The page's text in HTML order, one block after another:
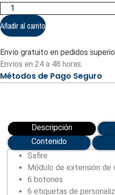
Módulo
de
extensión
-
Llamada
diferentes
monitores
(SF-
VIMOD-
KEY6)
Añadir al carrito
Envío gratuito en pedidos
Envíos en 24 a 48 horas.
Métodos de Pago Seguro
Descripción
Contenido
Safire
Módulo de extensión de
6 botones
6 etiquetas de